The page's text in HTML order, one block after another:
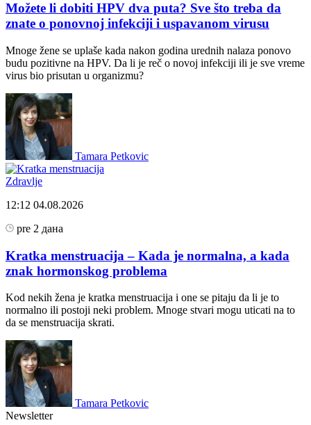
Možete li dobiti HPV dva puta? Sve što treba da
znate o ponovnoj infekciji i uspavanom virusu
Mnoge žene se uplaše kada nakon godina urednih nalaza ponovo
budu pozitivne na HPV. Da li je reč o novoj infekciji ili je sve vreme
virus bio prisutan u organizmu?
Tamara Petkovic
Zdravlje
12:12 04.08.2026
pre 2 дана
Kratka menstruacija – Kada je normalna, a kada
znak hormonskog problema
Kod nekih žena je kratka menstruacija i one se pitaju da li je to
normalno ili postoji neki problem. Mnoge stvari mogu uticati na to
da se menstruacija skrati.
Tamara Petkovic
Newsletter